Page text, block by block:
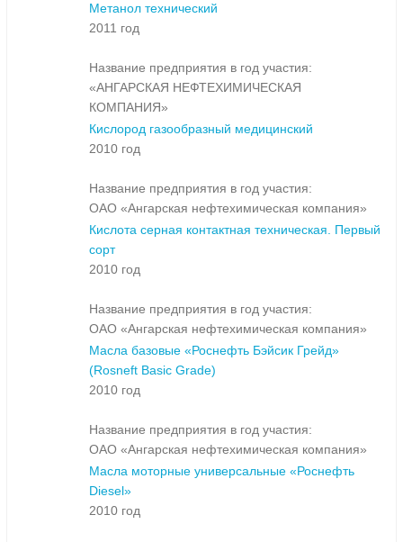
Метанол технический
2011 год
Название предприятия в год участия:
«АНГАРСКАЯ НЕФТЕХИМИЧЕСКАЯ
КОМПАНИЯ»
Кислород газообразный медицинский
2010 год
Название предприятия в год участия:
ОАО «Ангарская нефтехимическая компания»
Кислота серная контактная техническая. Первый
сорт
2010 год
Название предприятия в год участия:
ОАО «Ангарская нефтехимическая компания»
Масла базовые «Роснефть Бэйсик Грейд»
(Rosneft Basic Grade)
2010 год
Название предприятия в год участия:
ОАО «Ангарская нефтехимическая компания»
Масла моторные универсальные «Роснефть
Diesel»
2010 год